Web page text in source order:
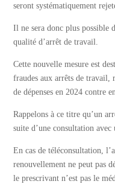
seront systématiquement
Il ne sera donc plus possible
qualité d’arrêt de travail.
Cette nouvelle mesure est
fraudes aux arrêts de travail,
de dépenses en 2024 contre
Rappelons à ce titre qu’un
suite d’une consultation avec
En cas de téléconsultation,
renouvellement ne peut pas
le prescrivant n’est pas le